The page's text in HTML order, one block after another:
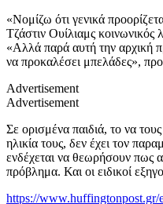
«Νομίζω ότι γενικά
Τζάστιν Ουίλιαμς κοινωνικός
«Αλλά παρά αυτή την αρχική
να προκαλέσει μπελάδες»,
Advertisement
Advertisement
Σε ορισμένα παιδιά, το να
ηλικία τους, δεν έχει τον
ενδέχεται να θεωρήσουν πως
πρόβλημα. Και οι ειδικοί
https://www.huffingtonpost.gr/